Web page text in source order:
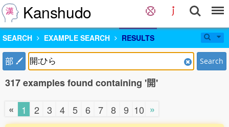
Kanshudo
SEARCH EXAMPLE SEARCH RESULTS
部 Search
317 examples found containing '開'
« 1 2 3 4 5 6 7 8 9 10 »